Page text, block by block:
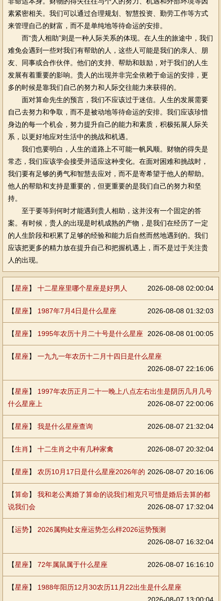
素紧密相关。我们可以通过合理规划、智慧投资、勤劳工作等方式
来管理自己的财富，而不是单纯地等待命运的安排。
而“贵人相助”则是一种人际关系的体现。在人生的旅途中，我们
难免会遇到一些对我们有帮助的人，这些人可能是我们的亲人、朋
友、同事或合作伙伴。他们的支持、帮助和鼓励，对于我们的人生
发展有着重要的影响。贵人的出现并非完全依赖于命运的安排，更
多的时候是靠我们自己的努力和人际交往能力来获得的。
面对算命先生的预言，我们不应该过于迷信。人生的发展需要
自己去努力和争取，而不是被动地等待命运的安排。我们应该珍惜
身边的每一个机会，努力提升自己的能力和素质，积极拓展人际关
系，以更好地应对生活中的挑战和机遇。
我们也要明白，人生的道路上不可能一帆风顺。财物的得失是
常态，我们应该学会接受并适应这种变化。在面对困难和挑战时，
我们要有足够的勇气和智慧去应对，而不是寄希望于他人的帮助。
他人的帮助和支持是重要的，但更重要的是我们自己的努力和坚
持。
至于要等到何时才能遇到贵人相助，这并没有一个固定的答
案。有时候，贵人的出现是时机成熟的产物，是我们在经历了一定
的人生阶段和积累了足够的经验和能力后自然而然地遇到的。我们
应该把更多的精力放在提升自己和把握机遇上，而不是过于关注贵
人的出现。
【星座】 十二星座里哪个星座是好男人 2026-08-08 02:00:04
【星座】 1987年7月4日是什么星座 2026-08-08 01:32:03
【星座】 1995年农历十月二十号是什么星座 2026-08-08 01:00:05
【星座】 一九九一年农历十二月十四日是什么星座
2026-08-07 22:16:06
【星座】 1997年农历正月二十一晚上八点左右出生是阴历几月几号
什么星座上
2026-08-07 22:00:06
【星座】 我是什么星座查询 2026-08-07 21:32:04
【生肖 】 十二生肖之中有几种家禽 2026-08-07 20:32:04
【星座】 农历10月17日是什么星座2026年的 2026-08-07 20:16:06
【算命】 我和老公离婚了算命的说我们相克只可惜是婚后去算的都
说我们会
2026-08-07 17:32:04
【运势】 2026属狗处女座运势怎么样2026运势预测
2026-08-07 16:32:04
【星座】 72年属鼠属于什么星座 2026-08-07 16:16:10
【星座】 1988年阳历12月30农历11月22出生是什么星座